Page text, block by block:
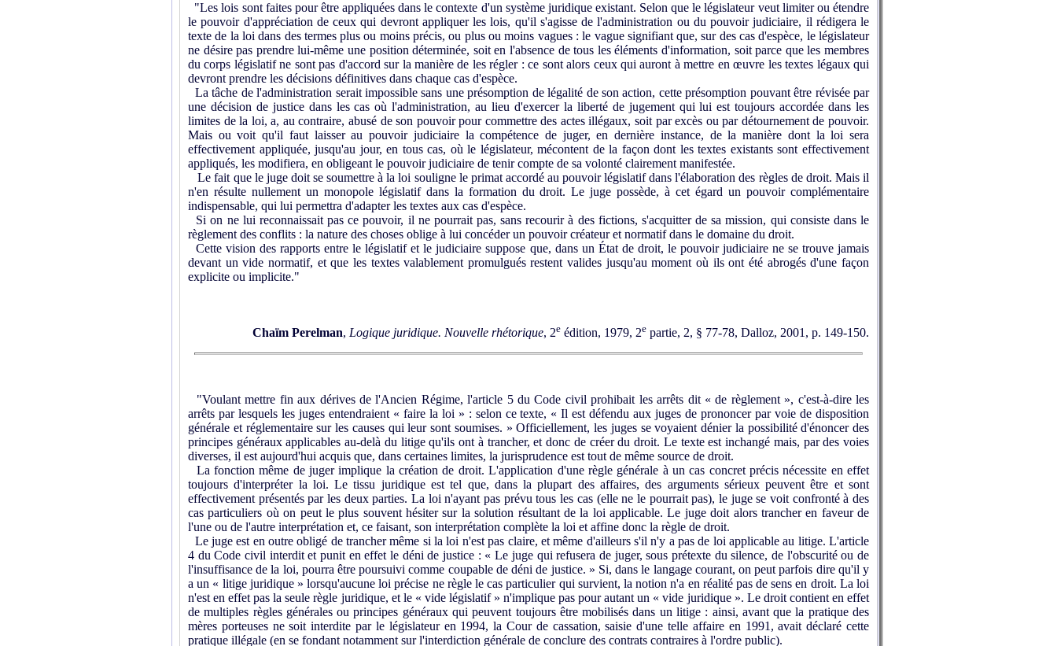
"Les lois sont faites pour être appliquées dans le contexte d'un système juridique existant. Selon que le législateur veut limiter ou étendre
le pouvoir d'appréciation de ceux qui devront appliquer les lois, qu'il s'agisse de l'administration ou du pouvoir judiciaire, il rédigera le
texte de la loi dans des termes plus ou moins précis, ou plus ou moins vagues : le vague signifiant que, sur des cas d'espèce, le législateur
ne désire pas prendre lui-même une position déterminée, soit en l'absence de tous les éléments d'information, soit parce que les membres
du corps législatif ne sont pas d'accord sur la manière de les régler : ce sont alors ceux qui auront à mettre en œuvre les textes légaux qui
devront prendre les décisions définitives dans chaque cas d'espèce.
La tâche de l'administration serait impossible sans une présomption de légalité de son action, cette présomption pouvant être révisée par
une décision de justice dans les cas où l'administration, au lieu d'exercer la liberté de jugement qui lui est toujours accordée dans les
limites de la loi, a, au contraire, abusé de son pouvoir pour commettre des actes illégaux, soit par excès ou par détournement de pouvoir.
Mais ou voit qu'il faut laisser au pouvoir judiciaire la compétence de juger, en dernière instance, de la manière dont la loi sera
effectivement appliquée, jusqu'au jour, en tous cas, où le législateur, mécontent de la façon dont les textes existants sont effectivement
appliqués, les modifiera, en obligeant le pouvoir judiciaire de tenir compte de sa volonté clairement manifestée.
Le fait que le juge doit se soumettre à la loi souligne le primat accordé au pouvoir législatif dans l'élaboration des règles de droit. Mais il
n'en résulte nullement un monopole législatif dans la formation du droit. Le juge possède, à cet égard un pouvoir complémentaire
indispensable, qui lui permettra d'adapter les textes aux cas d'espèce.
Si on ne lui reconnaissait pas ce pouvoir, il ne pourrait pas, sans recourir à des fictions, s'acquitter de sa mission, qui consiste dans le
règlement des conflits : la nature des choses oblige à lui concéder un pouvoir créateur et normatif dans le domaine du droit.
Cette vision des rapports entre le législatif et le judiciaire suppose que, dans un État de droit, le pouvoir judiciaire ne se trouve jamais
devant un vide normatif, et que les textes valablement promulgués restent valides jusqu'au moment où ils ont été abrogés d'une façon
explicite ou implicite."
Chaïm Perelman, Logique juridique. Nouvelle rhétorique, 2e édition, 1979, 2e partie, 2, § 77-78, Dalloz, 2001, p. 149-150.
"Voulant mettre fin aux dérives de l'Ancien Régime, l'article 5 du Code civil prohibait les arrêts dit « de règlement », c'est-à-dire les
arrêts par lesquels les juges entendraient « faire la loi » : selon ce texte, « Il est défendu aux juges de prononcer par voie de disposition
générale et réglementaire sur les causes qui leur sont soumises. » Officiellement, les juges se voyaient dénier la possibilité d'énoncer des
principes généraux applicables au-delà du litige qu'ils ont à trancher, et donc de créer du droit. Le texte est inchangé mais, par des voies
diverses, il est aujourd'hui acquis que, dans certaines limites, la jurisprudence est tout de même source de droit.
La fonction même de juger implique la création de droit. L'application d'une règle générale à un cas concret précis nécessite en effet
toujours d'interpréter la loi. Le tissu juridique est tel que, dans la plupart des affaires, des arguments sérieux peuvent être et sont
effectivement présentés par les deux parties. La loi n'ayant pas prévu tous les cas (elle ne le pourrait pas), le juge se voit confronté à des
cas particuliers où on peut le plus souvent hésiter sur la solution résultant de la loi applicable. Le juge doit alors trancher en faveur de
l'une ou de l'autre interprétation et, ce faisant, son interprétation complète la loi et affine donc la règle de droit.
Le juge est en outre obligé de trancher même si la loi n'est pas claire, et même d'ailleurs s'il n'y a pas de loi applicable au litige. L'article
4 du Code civil interdit et punit en effet le déni de justice : « Le juge qui refusera de juger, sous prétexte du silence, de l'obscurité ou de
l'insuffisance de la loi, pourra être poursuivi comme coupable de déni de justice. » Si, dans le langage courant, on peut parfois dire qu'il y
a un « litige juridique » lorsqu'aucune loi précise ne règle le cas particulier qui survient, la notion n'a en réalité pas de sens en droit. La loi
n'est en effet pas la seule règle juridique, et le « vide législatif » n'implique pas pour autant un « vide juridique ». Le droit contient en effet
de multiples règles générales ou principes généraux qui peuvent toujours être mobilisés dans un litige : ainsi, avant que la pratique des
mères porteuses ne soit interdite par le législateur en 1994, la Cour de cassation, saisie d'une telle affaire en 1991, avait déclaré cette
pratique illégale (en se fondant notamment sur l'interdiction générale de conclure des contrats contraires à l'ordre public).